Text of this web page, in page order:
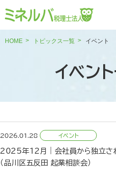
HOME トピックス一覧 イベント
イベン
2026.01.28
2025年12月｜会社員から独立さ
（品川区五反田 起業相談会）